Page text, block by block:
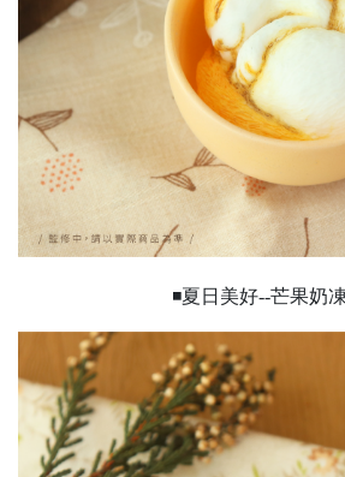
◾夏日美好--芒果奶